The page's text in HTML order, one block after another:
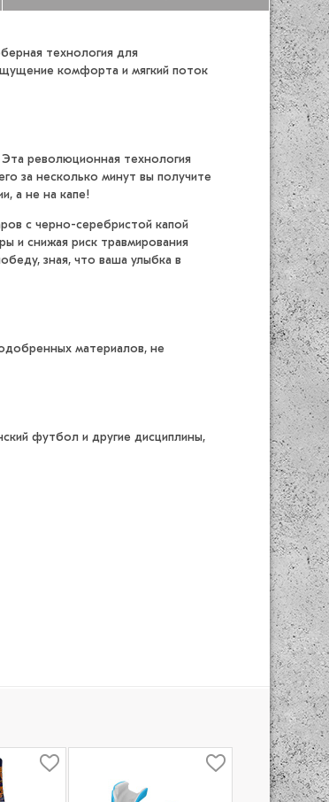
технология для
комфорта и мягкий поток
революционная технология
за несколько минут вы получите
а не на капе!
с черно-серебристой капой
и снижая риск травмирования
зная, что ваша улыбка в
материалов, не
футбол и другие дисциплины,